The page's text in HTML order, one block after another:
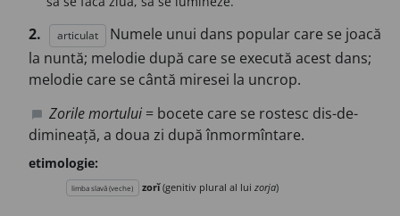
2. articulat
Numele unui dans popular care se joacă
la nuntă; melodie după care se execută acest dans;
melodie care se cântă miresei la uncrop.
chat_bubble Zorile mortului = bocete care se rostesc dis-de-
dimineață, a doua zi după înmormîntare.
etimologie:
limba slavă (veche) zorĭ(genitiv plural al lui zorja)